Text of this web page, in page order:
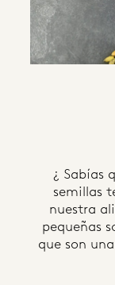
¿ Sabías
semillas
nuestra
pequeñas
que son